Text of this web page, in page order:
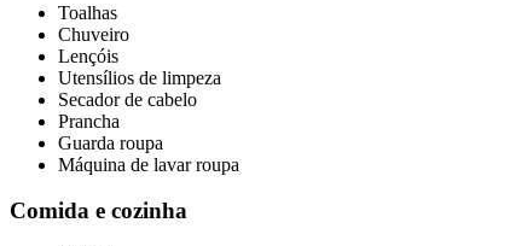
Toalhas
Chuveiro
Lençóis
Utensílios de limpeza
Secador de cabelo
Prancha
Guarda roupa
Máquina de lavar roupa
Comida e cozinha